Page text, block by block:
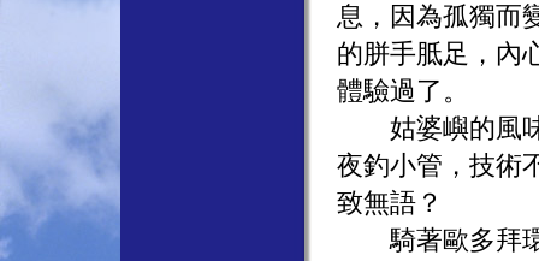
息，因為孤獨而
的胼手胝足，內
體驗過了。
姑婆嶼的風味
夜釣小管，技術
致無語？
騎著歐多拜環